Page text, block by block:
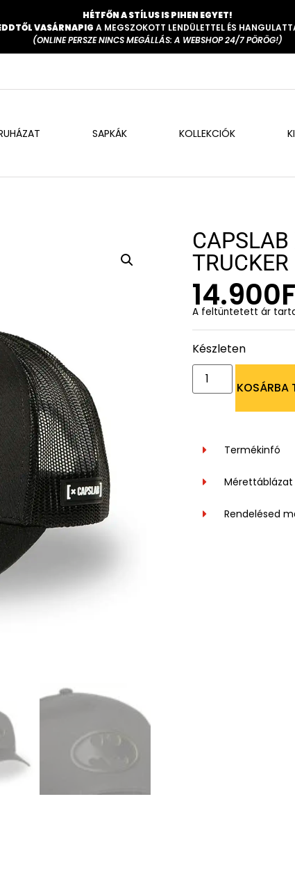
HÉTFŐN A STÍLUS IS PIHEN EGYET!
VASÁRNAPIG A MEGSZOKOTT LENDÜLETTEL ÉS
(ONLINE PERSZE NINCS MEGÁLLÁS: A WEBSHOP 24/7 PÖRÖG!)
SAPKÁK KOLLEKCIÓK
TRUCKER
14.900
A feltüntetett ár
Készleten
KOSÁRBA
Termékinfó
Mérettáblázat
Rendelésed